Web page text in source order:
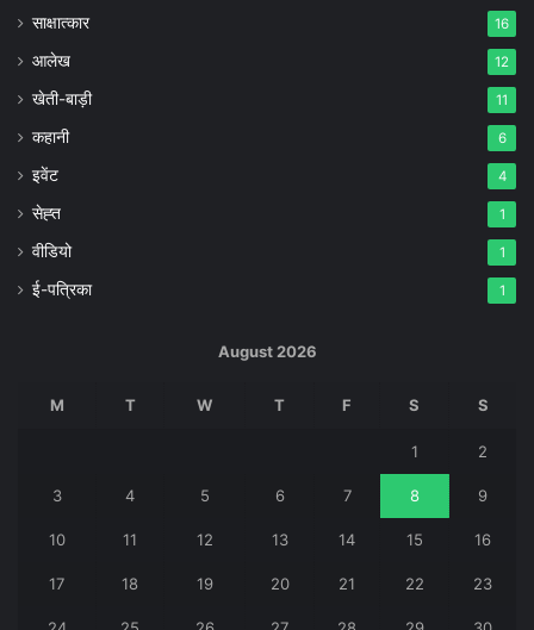
साक्षात्कार 16
आलेख 12
खेती-बाड़ी 11
कहानी 6
इवेंट 4
सेह्त 1
वीडियो 1
ई-पत्रिका 1
August 2026
M T W T F S S
1 2
3 4 5 6 7 8 9
10 11 12 13 14 15 16
17 18 19 20 21 22 23